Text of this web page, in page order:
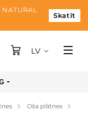
Skatīt
LV
Oša plātnes